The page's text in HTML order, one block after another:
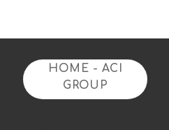
HOME - ACI
GROUP